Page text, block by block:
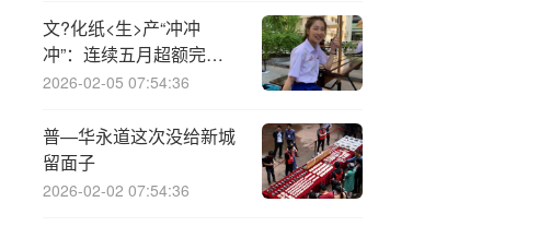
文?化纸<生>产“冲冲
冲”：连续五月超额完成
产量目标！
2026-02-05 07:54:36
普—华永道这次没给新城
留面子
2026-02-02 07:54:36